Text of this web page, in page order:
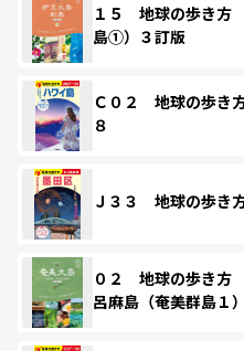
１５ 地球の歩き
島①）３訂版
Ｃ０２ 地球の歩き
８
Ｊ３３ 地球の歩き
０２ 地球の歩き
呂麻島（奄美群島